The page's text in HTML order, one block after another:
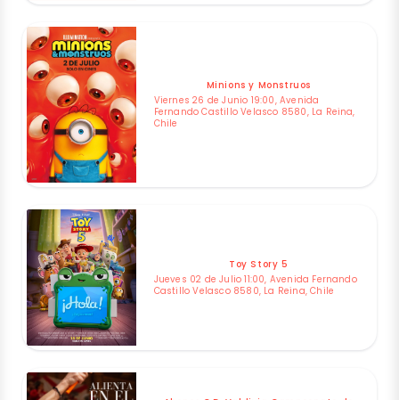
Minions y Monstruos
Viernes 26 de Junio 19:00, Avenida
Fernando Castillo Velasco 8580, La Reina,
Chile
Toy Story 5
Jueves 02 de Julio 11:00, Avenida Fernando
Castillo Velasco 8580, La Reina, Chile